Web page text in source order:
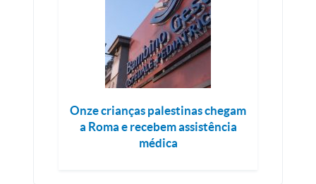
Onze crianças palestinas chegam
a Roma e recebem assistência
médica